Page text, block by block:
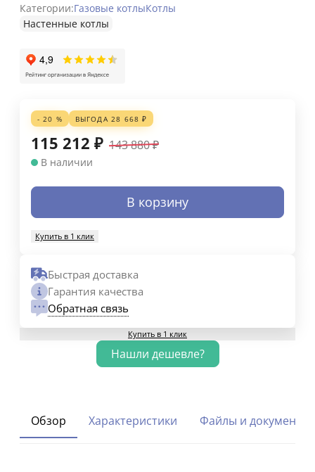
Категории:Газовые котлыКотлы
Настенные котлы
- 20 % ВЫГОДА 28 668 ₽
115 212 ₽ 143 880₽
В наличии
В корзину
Купить в 1 клик
Быстрая доставка
Гарантия качества
Обратная связь
Купить в 1 клик
Обзор Характеристики Файлы и документы